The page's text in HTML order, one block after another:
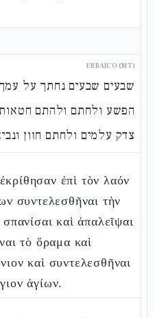
EBRAICO (MT)
שבעים שבעים נחתך על
הפשע ולחתם ולהתם
צדק עלמים ולחתם חזון
ἐπὶ τὸν λαόν
συντελεσθῆναι τὴν
καὶ ἀπαλεῖψαι
τὸ ὅραμα καὶ
καὶ συντελεσθῆναι
ἁγίων.